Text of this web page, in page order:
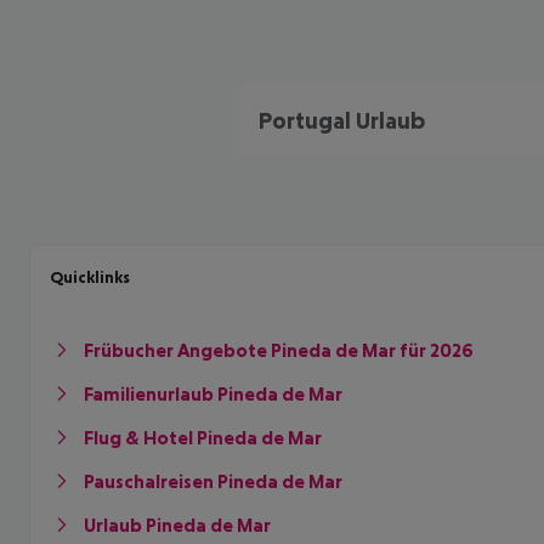
Portugal Urlaub
Quicklinks
Frübucher Angebote Pineda de Mar für 2026
Familienurlaub Pineda de Mar
Flug & Hotel Pineda de Mar
Pauschalreisen Pineda de Mar
Urlaub Pineda de Mar